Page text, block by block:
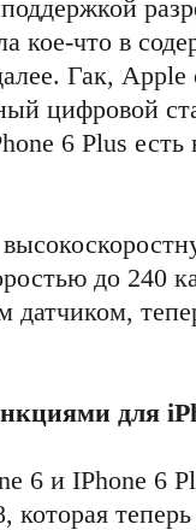
кое-что в
Гак,
цифровой
6 Plus
до 240
датчиком,
для
6 и IPhone 6
теперь